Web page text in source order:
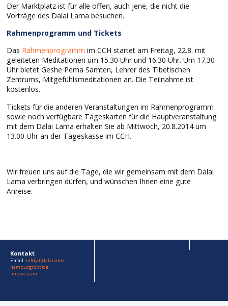
Der Marktplatz ist für alle offen, auch jene, die nicht die
Vorträge des Dalai Lama besuchen.
Rahmenprogramm und Tickets
Das Rahmenprogramm im CCH startet am Freitag, 22.8. mit
geleiteten Meditationen um 15.30 Uhr und 16.30 Uhr. Um 17.30
Uhr bietet Geshe Pema Samten, Lehrer des Tibetischen
Zentrums, Mitgefühlsmeditationen an. Die Teilnahme ist
kostenlos.
Tickets für die anderen Veranstaltungen im Rahmenprogramm
sowie noch verfügbare Tageskarten für die Hauptveranstaltung
mit dem Dalai Lama erhalten Sie ab Mittwoch, 20.8.2014 um
13.00 Uhr an der Tageskasse im CCH.
Wir freuen uns auf die Tage, die wir gemeinsam mit dem Dalai
Lama verbringen dürfen, und wünschen Ihnen eine gute
Anreise.
Kontakt
Email: info(at)dalailama-
hamburg(dot)de
Impressum